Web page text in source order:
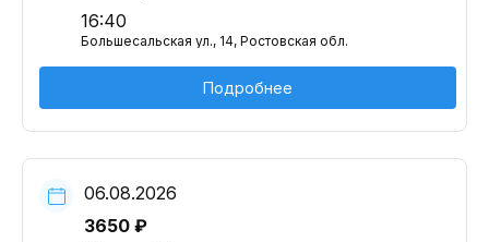
16:40
Большесальская ул., 14, Ростовская обл.
Подробнее
06.08.2026
3650 ₽